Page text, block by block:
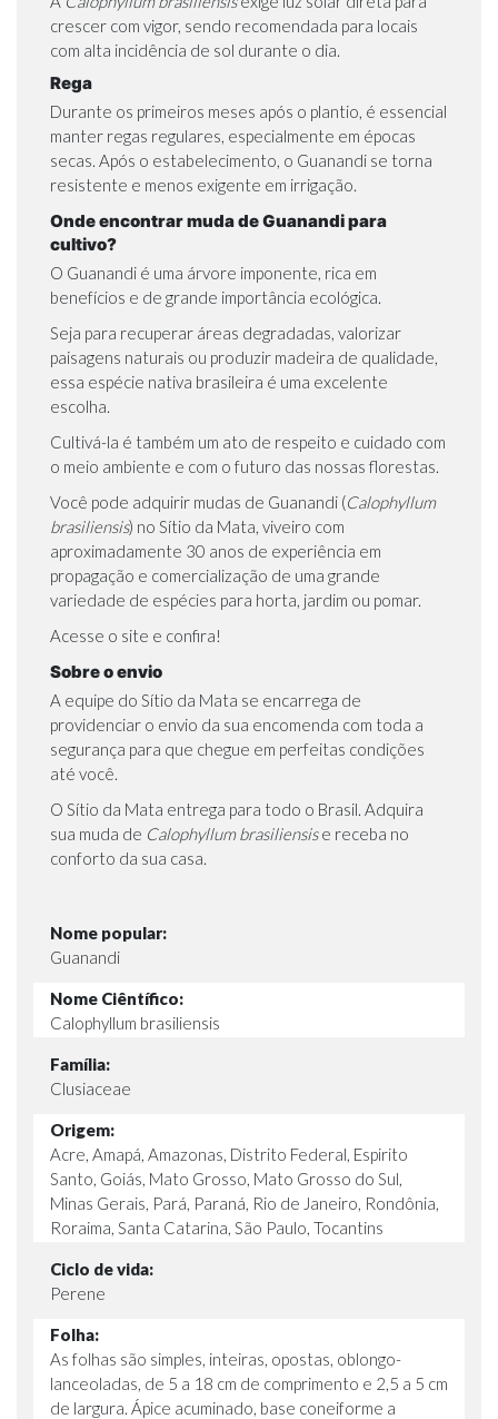
crescer com vigor, sendo recomendada para locais
com alta incidência de sol durante o dia.
Rega
Durante os primeiros meses após o plantio, é essencial
manter regas regulares, especialmente em épocas
secas. Após o estabelecimento, o Guanandi se torna
resistente e menos exigente em irrigação.
Onde encontrar muda de Guanandi para
cultivo?
O Guanandi é uma árvore imponente, rica em
benefícios e de grande importância ecológica.
Seja para recuperar áreas degradadas, valorizar
paisagens naturais ou produzir madeira de qualidade,
essa espécie nativa brasileira é uma excelente
escolha.
Cultivá-la é também um ato de respeito e cuidado com
o meio ambiente e com o futuro das nossas florestas.
Você pode adquirir mudas de Guanandi (Calophyllum
brasiliensis) no Sítio da Mata, viveiro com
aproximadamente 30 anos de experiência em
propagação e comercialização de uma grande
variedade de espécies para horta, jardim ou pomar.
Acesse o site e confira!
Sobre o envio
A equipe do Sítio da Mata se encarrega de
providenciar o envio da sua encomenda com toda a
segurança para que chegue em perfeitas condições
até você.
O Sítio da Mata entrega para todo o Brasil. Adquira
sua muda de Calophyllum brasiliensise receba no
conforto da sua casa.
Nome popular:
Guanandi
Nome Ciêntífico:
Calophyllum brasiliensis
Família:
Clusiaceae
Origem:
Acre, Amapá, Amazonas, Distrito Federal, Espirito
Santo, Goiás, Mato Grosso, Mato Grosso do Sul,
Minas Gerais, Pará, Paraná, Rio de Janeiro, Rondônia,
Roraima, Santa Catarina, São Paulo, Tocantins
Ciclo de vida:
Perene
Folha:
As folhas são simples, inteiras, opostas, oblongo-
lanceoladas, de 5 a 18 cm de comprimento e 2,5 a 5 cm
de largura. Ápice acuminado, base coneiforme a